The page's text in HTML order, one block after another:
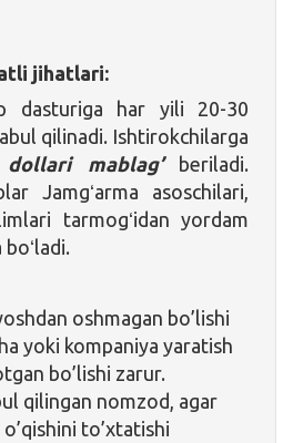
jihatlari:
dasturiga har yili 20-30
qilinadi. Ishtirokchilarga
mablag’beriladi.
Jamgʻarma asoschilari,
tarmogʻidan yordam
oshmagan bo’lishi
yoki kompaniya yaratish
bo’lishi zarur.
qilingan nomzod, agar
o’qishini to’xtatishi